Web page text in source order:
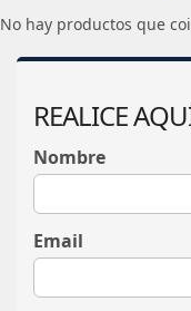
No hay productos que
REALICE
Nombre
Email